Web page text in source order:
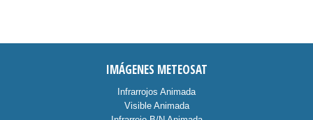
IMÁGENES METEOSAT
Infrarrojos Animada
Visible Animada